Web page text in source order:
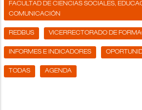
FACULTAD DE CIENCIAS SOCIALES,
COMUNICACIÓN
REDBUS VICERRECTORADO DE
INFORMES E INDICADORES
TODAS AGENDA